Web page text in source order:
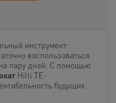
инструмент
воспользоваться
пару дней. С помощью
Hilti TE-
будущих